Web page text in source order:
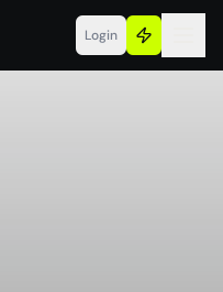
Login